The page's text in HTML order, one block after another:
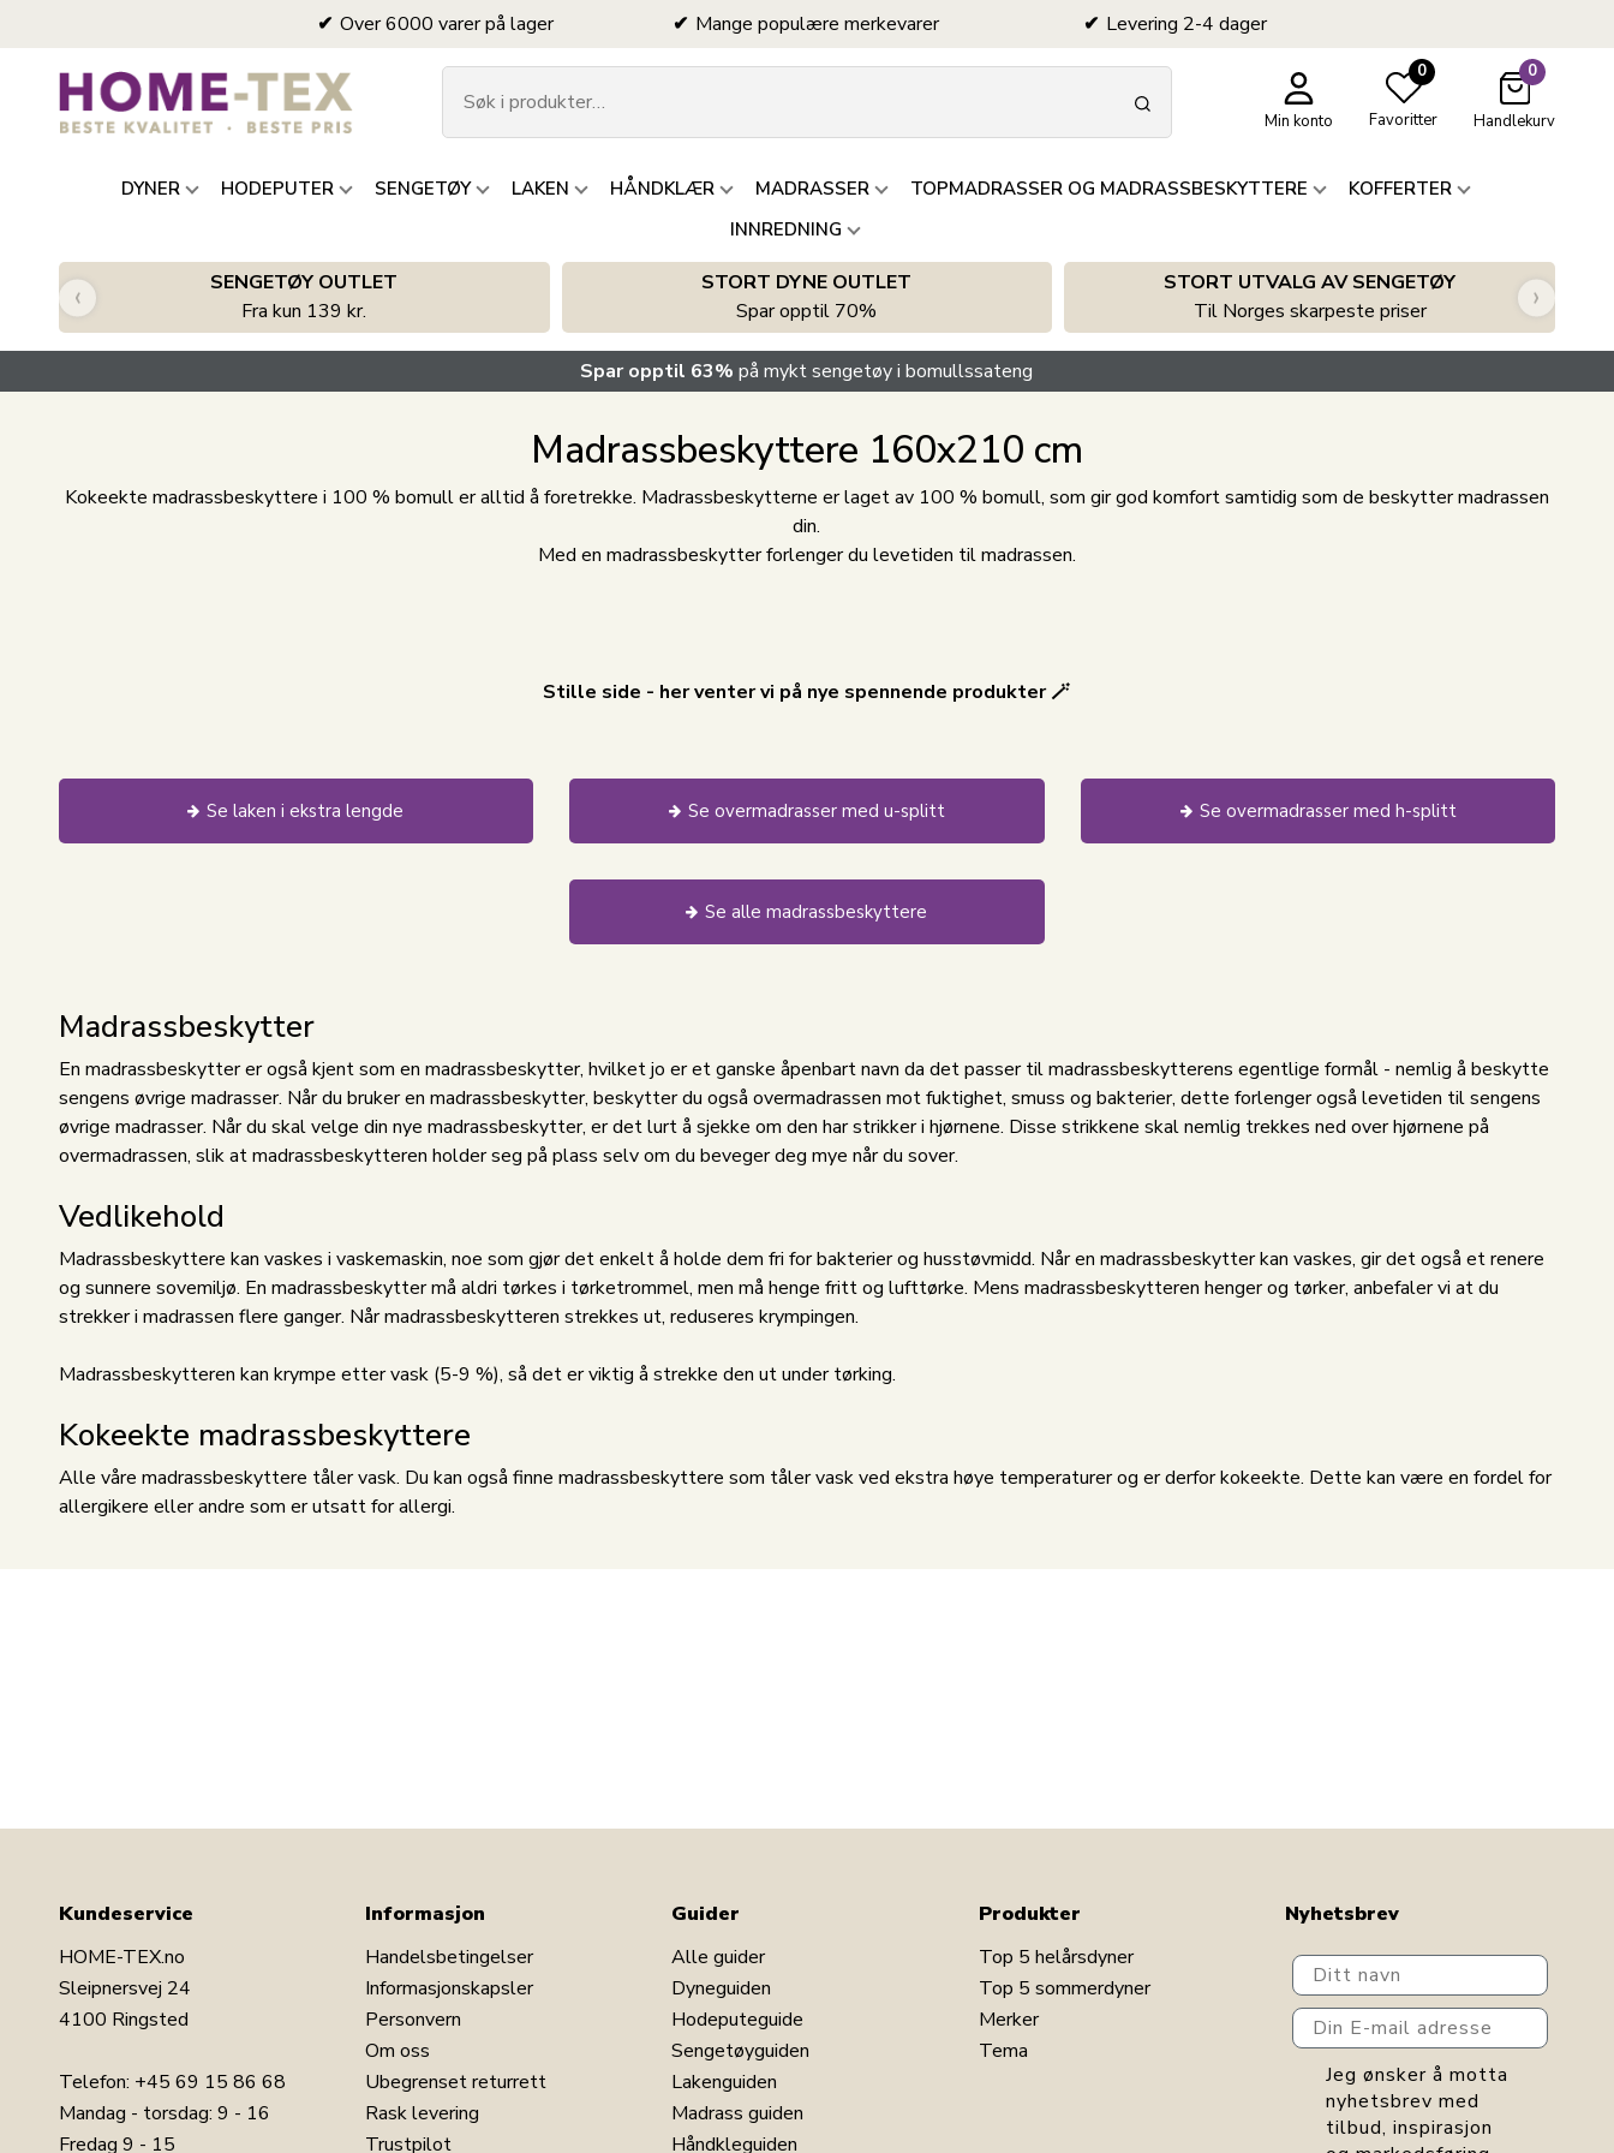
Over 6000 varer på lager Mange populære merkevarer Levering 2-4 dager
Min konto
0
Favoritter
0
Handlekurv
DYNER HODEPUTER SENGETØY LAKEN HÅNDKLÆR MADRASSER TOPMADRASSER OG MADRASSBESKYTTERE
KOFFERTER
INNREDNING
SENGETØY OUTLET
Fra kun 139 kr.
STORT DYNE OUTLET
Spar opptil 70%
STORT UTVALG AV SENGETØY
Til Norges skarpeste priser
‹ ›
Spar opptil 63%på mykt sengetøy i bomullssateng
Madrassbeskyttere 160x210 cm
Kokeekte madrassbeskyttere i 100 % bomull er alltid å foretrekke. Madrassbeskytterne er laget av 100 % bomull, som gir god komfort samtidig som de beskytter madrassen
din.
Med en madrassbeskytter forlenger du levetiden til madrassen.
Stille side - her venter vi på nye spennende produkter 🪄
Se laken i ekstra lengde Se overmadrasser med u-splitt Se overmadrasser med h-splitt
Se alle madrassbeskyttere
Madrassbeskytter
En madrassbeskytter er også kjent som en madrassbeskytter, hvilket jo er et ganske åpenbart navn da det passer til madrassbeskytterens egentlige formål - nemlig å beskytte
sengens øvrige madrasser. Når du bruker en madrassbeskytter, beskytter du også overmadrassen mot fuktighet, smuss og bakterier, dette forlenger også levetiden til sengens
øvrige madrasser. Når du skal velge din nye madrassbeskytter, er det lurt å sjekke om den har strikker i hjørnene. Disse strikkene skal nemlig trekkes ned over hjørnene på
overmadrassen, slik at madrassbeskytteren holder seg på plass selv om du beveger deg mye når du sover.
Vedlikehold
Madrassbeskyttere kan vaskes i vaskemaskin, noe som gjør det enkelt å holde dem fri for bakterier og husstøvmidd. Når en madrassbeskytter kan vaskes, gir det også et renere
og sunnere sovemiljø. En madrassbeskytter må aldri tørkes i tørketrommel, men må henge fritt og lufttørke. Mens madrassbeskytteren henger og tørker, anbefaler vi at du
strekker i madrassen flere ganger. Når madrassbeskytteren strekkes ut, reduseres krympingen.
Madrassbeskytteren kan krympe etter vask (5-9 %), så det er viktig å strekke den ut under tørking.
Kokeekte madrassbeskyttere
Alle våre madrassbeskyttere tåler vask. Du kan også finne madrassbeskyttere som tåler vask ved ekstra høye temperaturer og er derfor kokeekte. Dette kan være en fordel for
allergikere eller andre som er utsatt for allergi.
Kundeservice
HOME-TEX.no
Sleipnersvej 24
4100 Ringsted
Telefon: +45 69 15 86 68
Mandag - torsdag: 9 - 16
Fredag 9 - 15
Informasjon
Handelsbetingelser
Informasjonskapsler
Personvern
Om oss
Ubegrenset returrett
Rask levering
Trustpilot
Guider
Alle guider
Dyneguiden
Hodeputeguide
Sengetøyguiden
Lakenguiden
Madrass guiden
Håndkleguiden
Produkter
Top 5 helårsdyner
Top 5 sommerdyner
Merker
Tema
Nyhetsbrev
Ditt navn
Din E-mail adresse
GDPR consent
Jeg ønsker å motta
nyhetsbrev med
tilbud, inspirasjon